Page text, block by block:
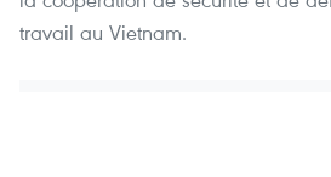
travail au Vietnam.